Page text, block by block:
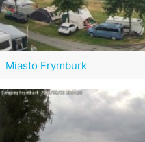
Miasto Frymburk